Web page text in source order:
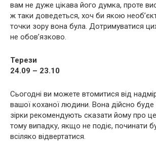
вам не дуже цікава його думка, проте
ж таки доведеться, хоч би якою
точки зору вона була. Дотримуватися
не обов’язково.
Терези
24.09 – 23.10
Сьогодні ви можете втомитися від
вашої коханої людини. Вона дійсно буде
зірки рекомендують сказати йому про це
тому випадку, якщо не подіє, починати
всіляко відвертатися.